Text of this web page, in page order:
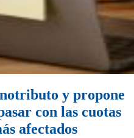
y propone
con las cuotas
afectados